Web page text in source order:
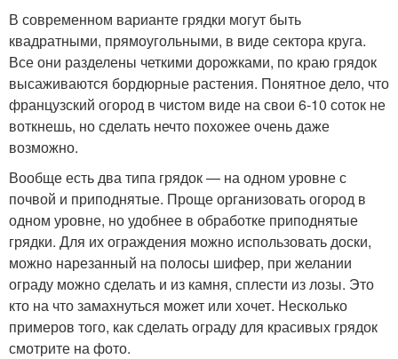
В современном варианте грядки могут быть
квадратными, прямоугольными, в виде сектора круга.
Все они разделены четкими дорожками, по краю грядок
высаживаются бордюрные растения. Понятное дело, что
французский огород в чистом виде на свои 6-10 соток не
воткнешь, но сделать нечто похожее очень даже
возможно.
Вообще есть два типа грядок — на одном уровне с
почвой и приподнятые. Проще организовать огород в
одном уровне, но удобнее в обработке приподнятые
грядки. Для их ограждения можно использовать доски,
можно нарезанный на полосы шифер, при желании
ограду можно сделать и из камня, сплести из лозы. Это
кто на что замахнуться может или хочет. Несколько
примеров того, как сделать ограду для красивых грядок
смотрите на фото.